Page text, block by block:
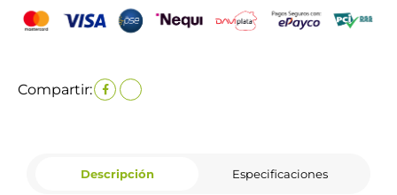
Compartir:
Descripción Especificaciones